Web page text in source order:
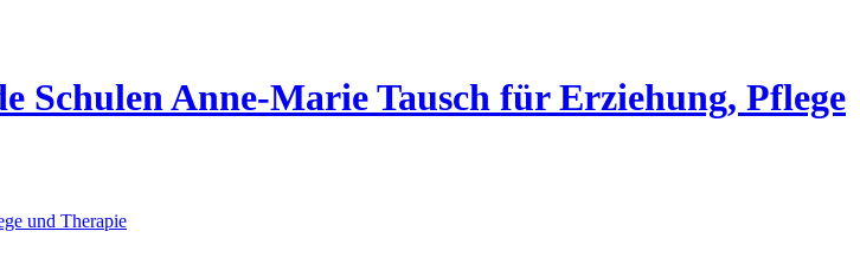
Schulen Anne-Marie Tausch für Erziehung, Pflege